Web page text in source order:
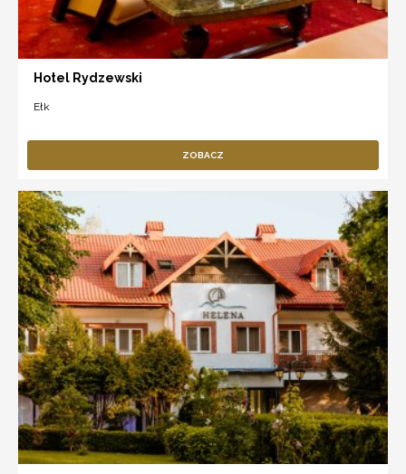
Hotel Rydzewski
Ełk
ZOBACZ